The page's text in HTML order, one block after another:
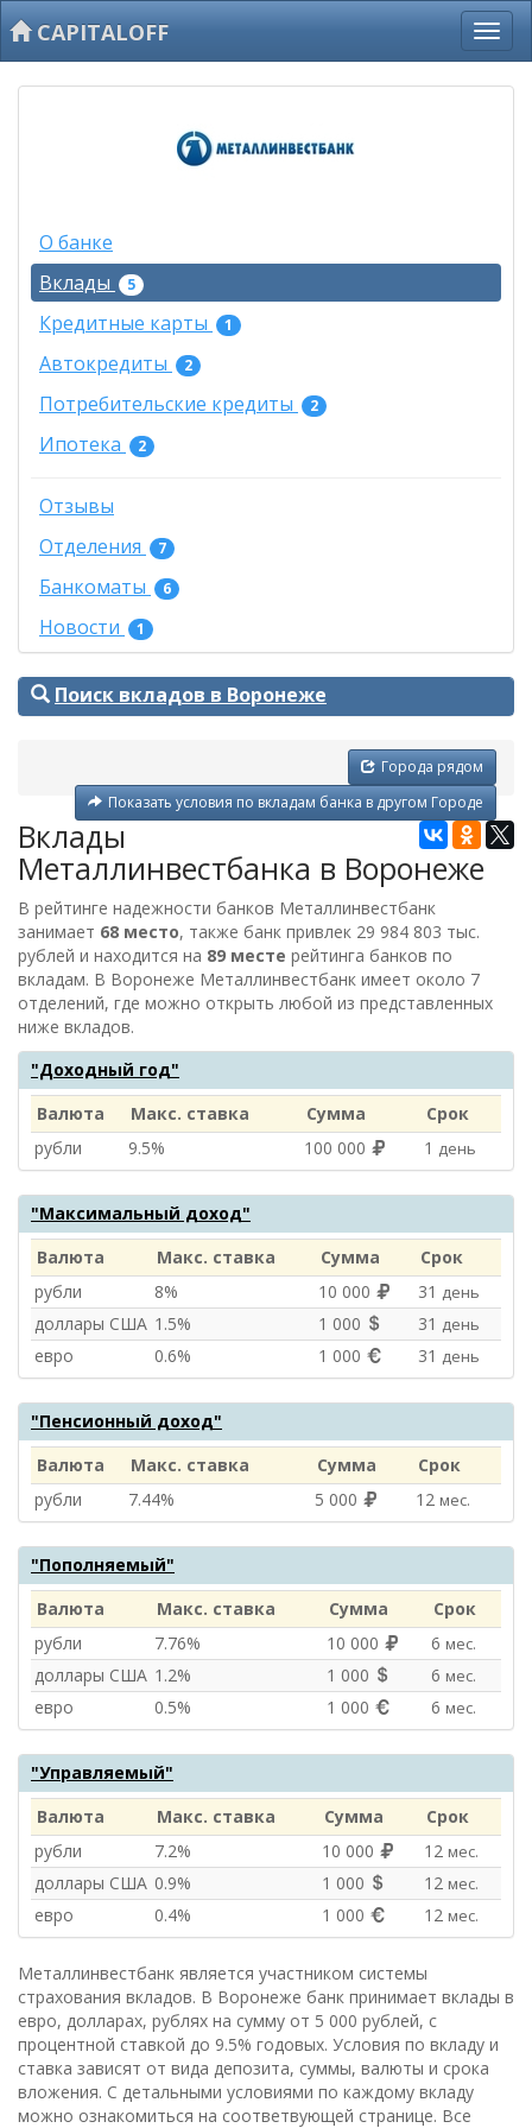
CAPITALOFF
О банке
Вклады
5
Кредитные карты 1
Автокредиты 2
Потребительские кредиты 2
Ипотека 2
Отзывы
Отделения
7
Банкоматы 6
Новости 1
Поиск вкладов в Воронеже
Города рядом
Показать условия по вкладам банка в другом Городе
Вклады
Металлинвестбанка в Воронеже
В рейтинге надежности банков Металлинвестбанк
занимает 68 место, также банк привлек 29 984 803 тыс.
рублей и находится на 89 месте рейтинга банков по
вкладам. В Воронеже Металлинвестбанк имеет около 7
отделений, где можно открыть любой из представленных
ниже вкладов.
"Доходный год"
Валюта
Макс. ставка Сумма
Срок
рубли
9.5% 100 000 1 день
"Максимальный доход"
Валюта
Макс. ставка Сумма
Срок
рубли
8% 10 000 31 день
доллары США 1.5% 1 000 31 день
евро 0.6% 1 000 31 день
"Пенсионный доход"
Валюта
Макс. ставка Сумма
Срок
рубли
7.44% 5 000 12 мес.
"Пополняемый"
Валюта
Макс. ставка Сумма
Срок
рубли
7.76% 10 000 6 мес.
доллары США 1.2% 1 000 6 мес.
евро 0.5% 1 000 6 мес.
"Управляемый"
Валюта
Макс. ставка Сумма
Срок
рубли
7.2% 10 000 12 мес.
доллары США 0.9% 1 000 12 мес.
евро 0.4% 1 000 12 мес.
Металлинвестбанк является участником системы
страхования вкладов. В Воронеже банк принимает вклады в
евро, долларах, рублях на сумму от 5 000 рублей, с
процентной ставкой до 9.5% годовых. Условия по вкладу и
ставка зависят от вида депозита, суммы, валюты и срока
вложения. С детальными условиями по каждому вкладу
можно ознакомиться на соответвующей странице. Все